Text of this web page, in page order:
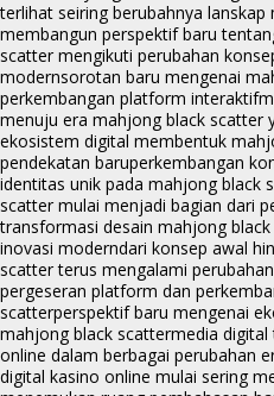
terlihat seiring berubahnya lanskap
membangun perspektif baru
scatter mengikuti perubahan
modernsorotan baru mengenai
perkembangan platform interaktif
menuju era mahjong black scatter
ekosistem digital membentuk
pendekatan baruperkembangan
identitas unik pada mahjong black
scatter mulai menjadi bagian dari
transformasi desain mahjong
inovasi moderndari konsep awal
scatter terus mengalami perubahan
pergeseran platform dan
scatterperspektif baru mengenai
mahjong black scattermedia
online dalam berbagai perubahan
digital kasino online mulai sering